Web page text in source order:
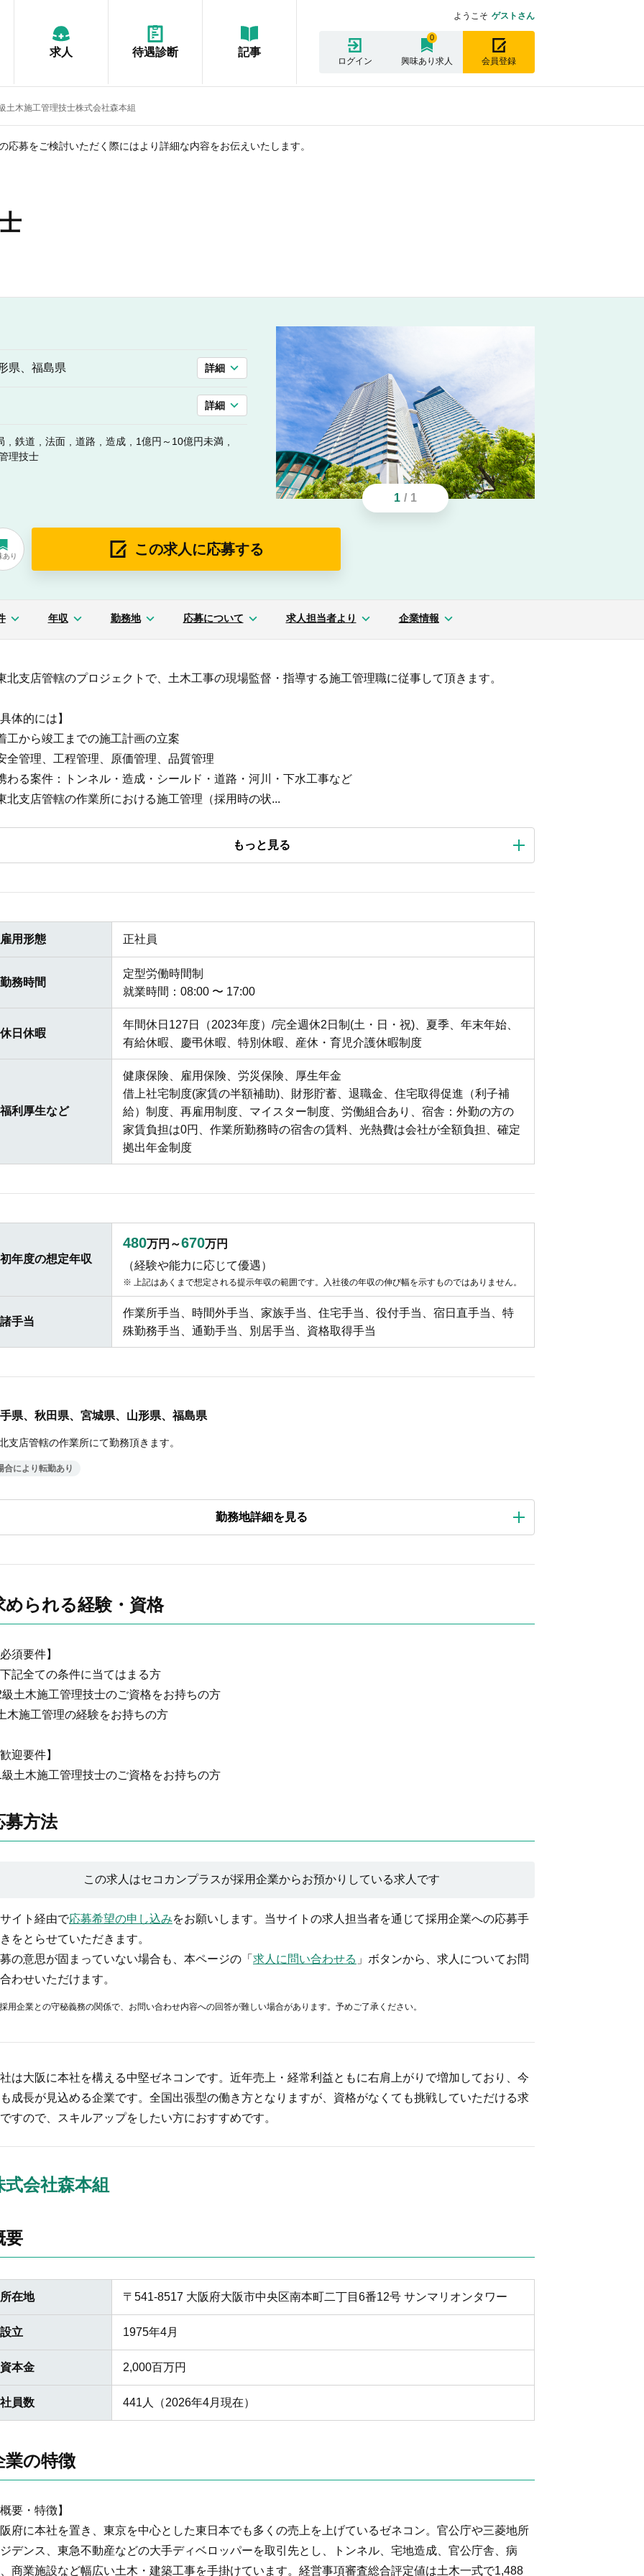
求人 待遇診断 記事
ようこそ ゲストさん
ログイン 興味あり求人
0
会員登録
土木施工管理技士株式会社森本組
募をご検討いただく際にはより詳細な内容をお伝えいたします。
県、福島県 詳細
詳細
鉄道 法面 道路 造成
1億円～10億円未満
理技士
1 / 1
あり この求人に応募する
年収 勤務地 応募について 求人担当者より 企業情報
北支店管轄のプロジェクトで、土木工事の現場監督・指導する施工管理職に従事して頂きます。
体的には】
工から竣工までの施工計画の立案
全管理、工程管理、原価管理、品質管理
わる案件：トンネル・造成・シールド・道路・河川・下水工事など
北支店管轄の作業所における施工管理（採用時の状...
雇用形態 正社員
勤務時間
定型労働時間制
就業時間：08:00 〜 17:00
休日休暇
年間休日127日（2023年度）/完全週休2日制(土・日・祝)、夏季、年末年始、
有給休暇、慶弔休暇、特別休暇、産休・育児介護休暇制度
福利厚生など
健康保険、雇用保険、労災保険、厚生年金
借上社宅制度(家賃の半額補助)、財形貯蓄、退職金、住宅取得促進（利子補
給）制度、再雇用制度、マイスター制度、労働組合あり、宿舎：外勤の方の
家賃負担は0円、作業所勤務時の宿舎の賃料、光熱費は会社が全額負担、確定
拠出年金制度
初年度の想定年収
480万円～670万円
（経験や能力に応じて優遇）
上記はあくまで想定される提示年収の範囲です。入社後の年収の伸び幅を示すものではありません。
諸手当
作業所手当、時間外手当、家族手当、住宅手当、役付手当、宿日直手当、特
殊勤務手当、通勤手当、別居手当、資格取得手当
県、秋田県、宮城県、山形県、福島県
支店管轄の作業所にて勤務頂きます。
合により転勤あり
められる経験・資格
須要件】
記全ての条件に当てはまる方
土木施工管理技士のご資格をお持ちの方
木施工管理の経験をお持ちの方
迎要件】
土木施工管理技士のご資格をお持ちの方
募方法
この求人はセコカンプラスが採用企業からお預かりしている求人です
イト経由で応募希望の申し込みをお願いします。当サイトの求人担当者を通じて採用企業への応募手
をとらせていただきます。
の意思が固まっていない場合も、本ページの「 求人に問い合わせる 」ボタンから、求人についてお問
わせいただけます。
採用企業との守秘義務の関係で、お問い合わせ内容への回答が難しい場合があります。予めご了承ください。
は大阪に本社を構える中堅ゼネコンです。近年売上・経常利益ともに右肩上がりで増加しており、今
成長が見込める企業です。全国出張型の働き方となりますが、資格がなくても挑戦していただける求
すので、スキルアップをしたい方におすすめです。
式会社森本組
要
所在地 〒541-8517 大阪府大阪市中央区南本町二丁目6番12号 サンマリオンタワー
設立 1975年4月
資本金 2,000百万円
社員数 441人（2026年4月現在）
業の特徴
要・特徴】
府に本社を置き、東京を中心とした東日本でも多くの売上を上げているゼネコン。官公庁や三菱地所
デンス、東急不動産などの大手ディベロッパーを取引先とし、トンネル、宅地造成、官公庁舎、病
商業施設など幅広い土木・建築工事を手掛けています。経営事項審査総合評定値は土木一式で1,488